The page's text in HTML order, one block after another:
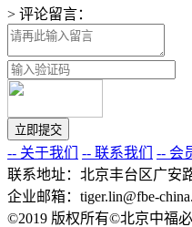
> 评论留言：
-- 关于我们 -- 联系我们 -- 会
联系地址：北京丰台区广安
企业邮箱：tiger.lin@fbe-
©2019 版权所有©北京中福